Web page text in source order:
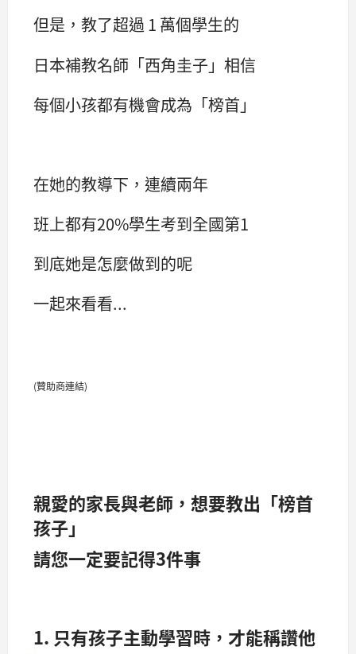
但是，教了超過 1 萬個學生的
日本補教名師「西角圭子」相信
每個小孩都有機會成為「榜首」
在她的教導下，連續兩年
班上都有20%學生考到全國第1
到底她是怎麼做到的呢
一起來看看...
(贊助商連結)
親愛的家長與老師，想要教出「榜首
孩子」
請您一定要記得3件事
1. 只有孩子主動學習時，才能稱讚他